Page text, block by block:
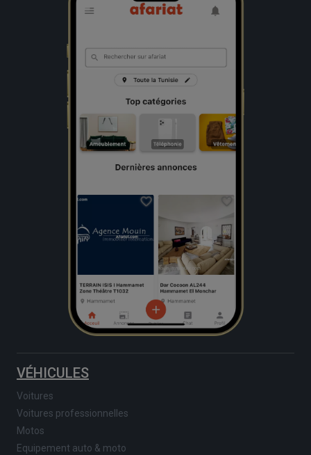
VÉHICULES
Voitures
Voitures professionnelles
Motos
Equipement auto & moto